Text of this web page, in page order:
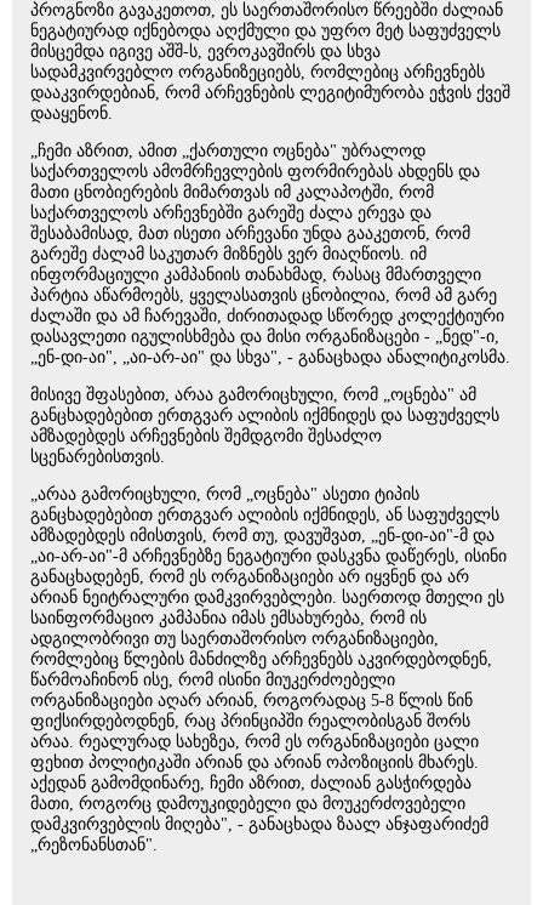
პროგნოზი გავაკეთოთ, ეს საერთაშორისო წრეებში ძალიან
ნეგატიურად იქნებოდა აღქმული და უფრო მეტ საფუძველს
მისცემდა იგივე აშშ-ს, ევროკავშირს და სხვა
სადამკვირვებლო ორგანიზეციებს, რომლებიც არჩევნებს
დააკვირდებიან, რომ არჩევნების ლეგიტიმურობა ეჭვის ქვეშ
დააყენონ.
„ჩემი აზრით, ამით „ქართული ოცნება" უბრალოდ
საქართველოს ამომრჩევლების ფორმირებას ახდენს და
მათი ცნობიერების მიმართვას იმ კალაპოტში, რომ
საქართველოს არჩევნებში გარეშე ძალა ერევა და
შესაბამისად, მათ ისეთი არჩევანი უნდა გააკეთონ, რომ
გარეშე ძალამ საკუთარ მიზნებს ვერ მიაღწიოს. იმ
ინფორმაციული კამპანიის თანახმად, რასაც მმართველი
პარტია აწარმოებს, ყველასათვის ცნობილია, რომ ამ გარე
ძალაში და ამ ჩარევაში, ძირითადად სწორედ კოლექტიური
დასავლეთი იგულისხმება და მისი ორგანიზაცები - „ნედ"-ი,
„ენ-დი-აი", „აი-არ-აი" და სხვა", - განაცხადა ანალიტიკოსმა.
მისივე შფასებით, არაა გამორიცხული, რომ „ოცნება" ამ
განცხადებებით ერთგვარ ალიბის იქმნიდეს და საფუძველს
ამზადებდეს არჩევნების შემდგომი შესაძლო
სცენარებისთვის.
„არაა გამორიცხული, რომ „ოცნება" ასეთი ტიპის
განცხადებებით ერთგვარ ალიბის იქმნიდეს, ან საფუძველს
ამზადებდეს იმისთვის, რომ თუ, დავუშვათ, „ენ-დი-აი"-მ და
„აი-არ-აი"-მ არჩევნებზე ნეგატიური დასკვნა დაწერეს, ისინი
განაცხადებენ, რომ ეს ორგანიზაციები არ იყვნენ და არ
არიან ნეიტრალური დამკვირვებლები. საერთოდ მთელი ეს
საინფორმაციო კამპანია იმას ემსახურება, რომ ის
ადგილობრივი თუ საერთაშორისო ორგანიზაციები,
რომლებიც წლების მანძილზე არჩევნებს აკვირდებოდნენ,
წარმოაჩინონ ისე, რომ ისინი მიუკერძოებელი
ორგანიზაციები აღარ არიან, როგორადაც 5-8 წლის წინ
ფიქსირდებოდნენ, რაც პრინციპში რეალობისგან შორს
არაა. რეალურად სახეზეა, რომ ეს ორგანიზაციები ცალი
ფეხით პოლიტიკაში არიან და არიან ოპოზიციის მხარეს.
აქედან გამომდინარე, ჩემი აზრით, ძალიან გასჭირდება
მათი, როგორც დამოუკიდებელი და მოუკერძოვებელი
დამკვირვებლის მიღება", - განაცხადა ზაალ ანჯაფარიძემ
„რეზონანსთან".